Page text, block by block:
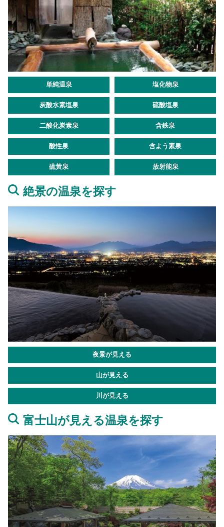
単純温泉 塩化物泉
炭酸水素塩泉 硫酸塩泉
二酸化炭素泉 含鉄泉
酸性泉 含よう素泉
硫黃泉 放射能泉
絶景の温泉を探す
夜景が見える
山が見える
川が見える
富士山が見える温泉を探す